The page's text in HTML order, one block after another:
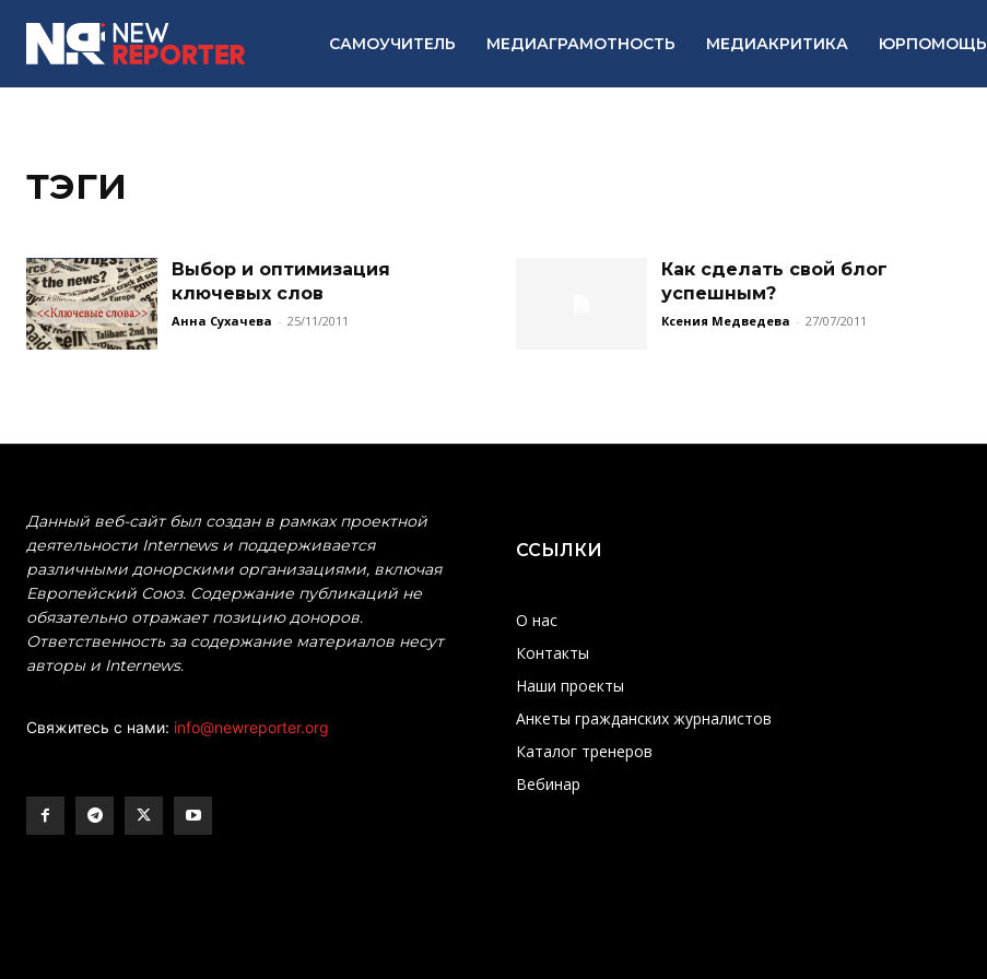
САМОУЧИТЕЛЬ МЕДИАГРАМОТНОСТЬ МЕДИАКРИТИКА ЮРПОМОЩЬ
тэги
Выбор и оптимизация
ключевых слов
Анна Сухачева - 25/11/2011
Как сделать свой блог
успешным?
Ксения Медведева - 27/07/2011
Данный веб-сайт был создан в рамках проектной
деятельности Internews и поддерживается
различными донорскими организациями, включая
Европейский Союз. Содержание публикаций не
обязательно отражает позицию доноров.
Ответственность за содержание материалов несут
авторы и Internews.
Свяжитесь с нами: info@newreporter.org
ССЫЛКИ
О нас
Контакты
Наши проекты
Анкеты гражданских журналистов
Каталог тренеров
Вебинар